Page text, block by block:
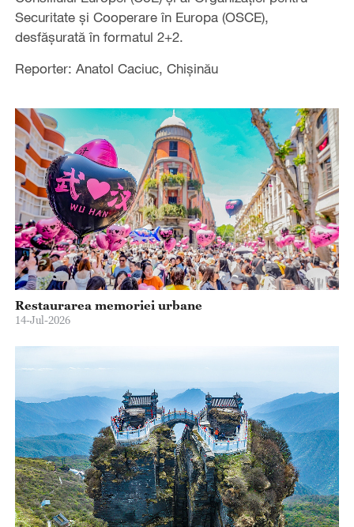
Securitate și Cooperare în Europa (OSCE),
desfășurată în formatul 2+2.
Reporter: Anatol Caciuc, Chișinău
Restaurarea memoriei urbane
14-Jul-2026